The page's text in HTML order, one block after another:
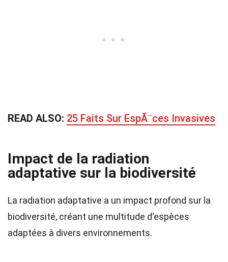
READ ALSO: 25 Faits Sur EspÃ¨ces Invasives
Impact de la radiation
adaptative sur la biodiversité
La radiation adaptative a un impact profond sur la
biodiversité, créant une multitude d'espèces
adaptées à divers environnements.